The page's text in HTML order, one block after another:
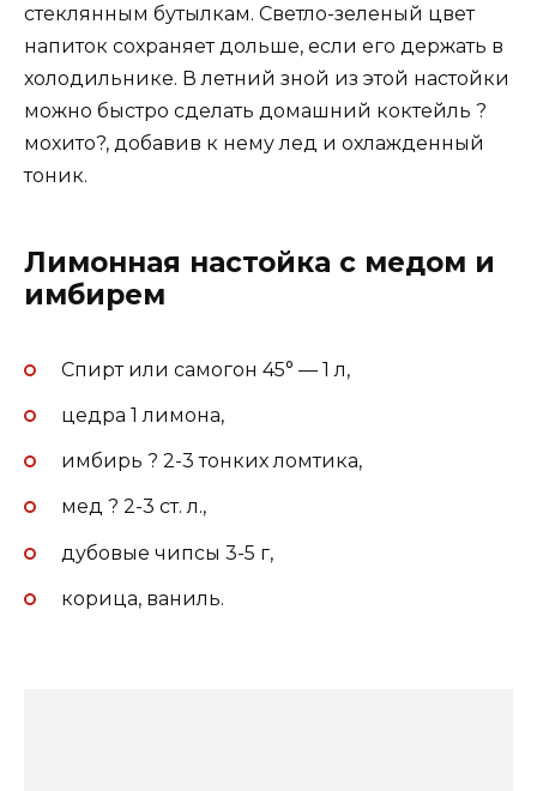
стеклянным бутылкам. Светло-зеленый цвет
напиток сохраняет дольше, если его держать в
холодильнике. В летний зной из этой настойки
можно быстро сделать домашний коктейль ?
мохито?, добавив к нему лед и охлажденный
тоник.
Лимонная настойка с медом и
имбирем
Спирт или самогон 45° — 1 л,
цедра 1 лимона,
имбирь ? 2-3 тонких ломтика,
мед ? 2-3 ст. л.,
дубовые чипсы 3-5 г,
корица, ваниль.